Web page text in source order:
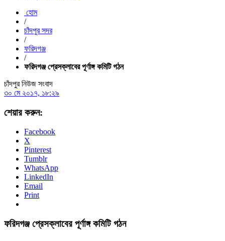
হোম
/
চাঁদপুর সদর
/
ফরিদগঞ্জ
/
ফরিদগঞ্জ প্রেসক্লাবের পূর্ণাঙ্গ কমিটি গঠন
চাঁদপুর নিউজ সংবাদ
৩০ মে ২০১৭, ১৮:২৯
শেয়ার করুন:
Facebook
X
Pinterest
Tumblr
WhatsApp
LinkedIn
Email
Print
ফরিদগঞ্জ প্রেসক্লাবের পূর্ণাঙ্গ কমিটি গঠন